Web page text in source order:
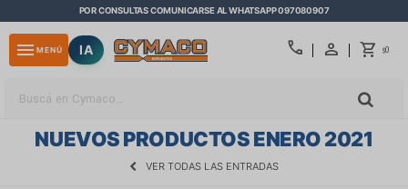
POR CONSULTAS COMUNICARSE AL WHATSAPP 097080907
call $0
menu MENÚ IA
NUEVOS PRODUCTOS ENERO 2021
VER TODAS LAS ENTRADAS
close